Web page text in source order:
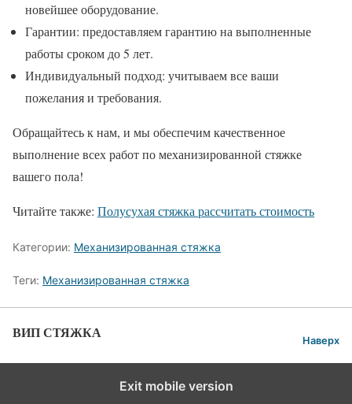
новейшее оборудование.
Гарантии: предоставляем гарантию на выполненные
работы сроком до 5 лет.
Индивидуальный подход: учитываем все ваши
пожелания и требования.
Обращайтесь к нам, и мы обеспечим качественное
выполнение всех работ по механизированной стяжке
вашего пола!
Читайте также: Полусухая стяжка рассчитать стоимость
Категории: Механизированная стяжка
Теги: Механизированная стяжка
ВИП СТЯЖКА Наверх
Exit mobile version